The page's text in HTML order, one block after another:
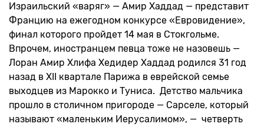
Израильский «варяг» — Амир Хаддад — представит
Францию на ежегодном конкурсе «Евровидение»,
финал которого пройдет 14 мая в Стокгольме.
Впрочем, иностранцем певца тоже не назовешь —
Лоран Амир Хлифа Хедидер Хаддад родился 31 год
назад в XII квартале Парижа в еврейской семье
выходцев из Марокко и Туниса. Детство мальчика
прошло в столичном пригороде — Сарселе, который
называют «маленьким Иерусалимом», — четверть